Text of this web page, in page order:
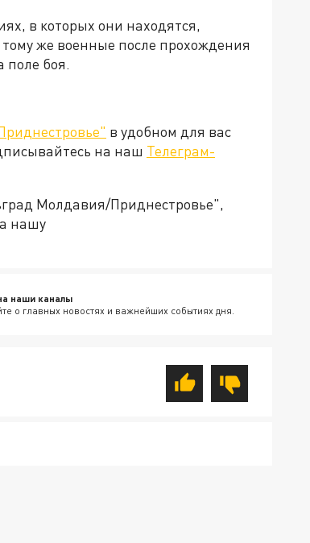
в которых они находятся,
же военные после прохождения
поле боя.
в удобном для вас
на наш Телеграм-
Молдавия/Приднестровье",
нашу
наши каналы
о главных новостях и важнейших событиях дня.